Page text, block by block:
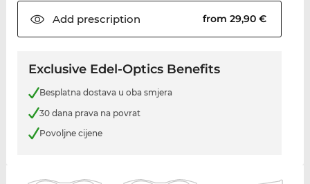
Add prescription from 29,90 €
Exclusive Edel-Optics Benefits
Besplatna dostava u oba smjera
30 dana prava na povrat
Povoljne cijene